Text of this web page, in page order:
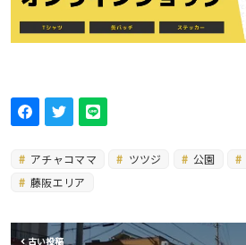
アチャコママ ツツジ 公園
藤阪エリア
古い投稿